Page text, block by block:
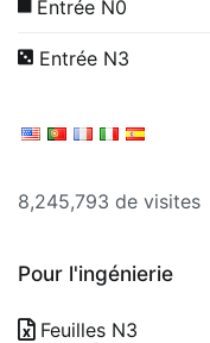
Entrée N0
Entrée N3
8,245,793 de visites
Pour l'ingénierie
Feuilles N3